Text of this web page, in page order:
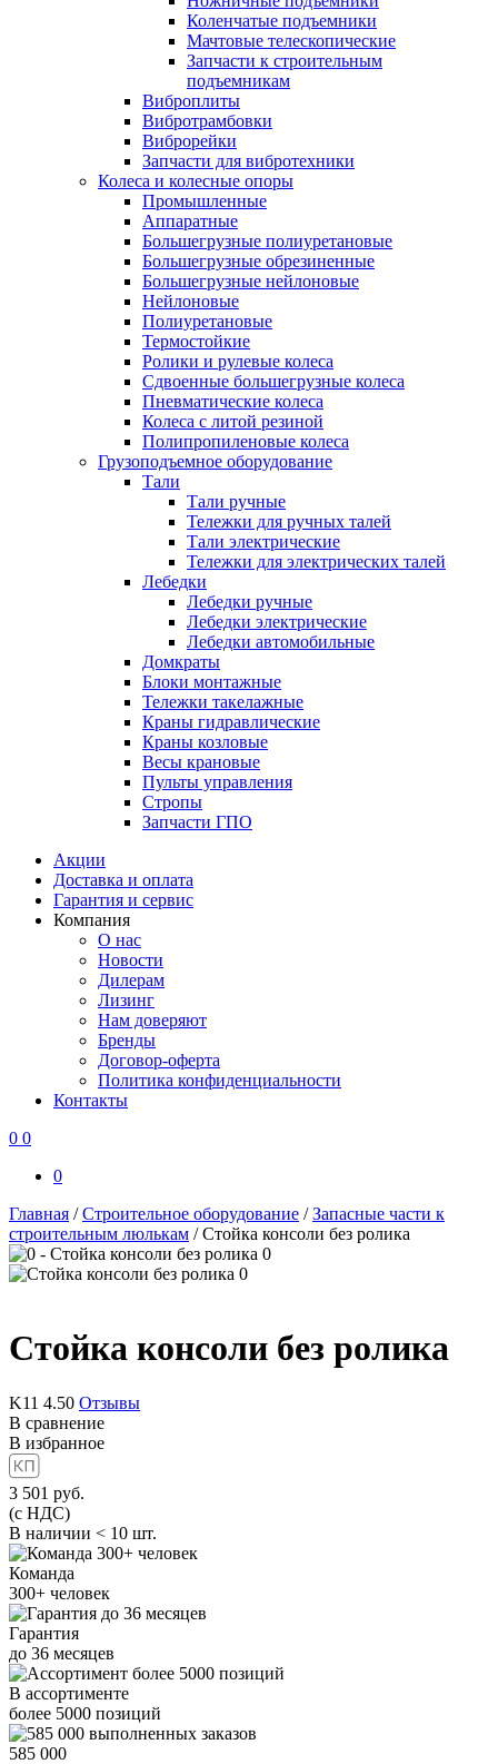
Коленчатые подъемники
Мачтовые телескопические
Запчасти к строительным
подъемникам
Виброплиты
Вибротрамбовки
Виброрейки
Запчасти для вибротехники
Колеса и колесные опоры
Промышленные
Аппаратные
Большегрузные полиуретановые
Большегрузные обрезиненные
Большегрузные нейлоновые
Нейлоновые
Полиуретановые
Термостойкие
Ролики и рулевые колеса
Сдвоенные большегрузные колеса
Пневматические колеса
Колеса с литой резиной
Полипропиленовые колеса
Грузоподъемное оборудование
Тали
Тали ручные
Тележки для ручных талей
Тали электрические
Тележки для электрических талей
Лебедки
Лебедки ручные
Лебедки электрические
Лебедки автомобильные
Домкраты
Блоки монтажные
Тележки такелажные
Краны гидравлические
Краны козловые
Весы крановые
Пульты управления
Стропы
Запчасти ГПО
Акции
Доставка и оплата
Гарантия и сервис
Компания
О нас
Новости
Дилерам
Лизинг
Нам доверяют
Бренды
Договор-оферта
Политика конфиденциальности
Контакты
0 0
0
Главная /Строительное оборудование /Запасные части к
строительным люлькам /Стойка консоли без ролика
Стойка консоли без ролика
K11 4.50 Отзывы
В сравнение
В избранное
3 501 руб.
(с НДС)
В наличии < 10 шт.
Команда
300+ человек
Гарантия
до 36 месяцев
В ассортименте
более 5000 позиций
585 000